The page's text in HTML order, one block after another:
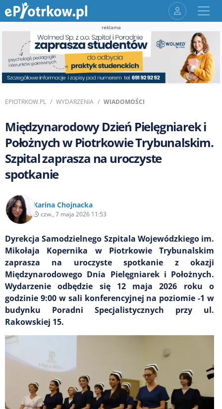
reklama
EPIOTRKOW.PL WYDARZENIA WIADOMOŚCI
Międzynarodowy Dzień Pielęgniarek i
Położnych w Piotrkowie Trybunalskim.
Szpital zaprasza na uroczyste
spotkanie
Karina Chojnacka
czw., 7 maja 2026 11:53
Dyrekcja Samodzielnego Szpitala Wojewódzkiego im.
Mikołaja Kopernika w Piotrkowie Trybunalskim
zaprasza na uroczyste spotkanie z okazji
Międzynarodowego Dnia Pielęgniarek i Położnych.
Wydarzenie odbędzie się 12 maja 2026 roku o
godzinie 9:00 w sali konferencyjnej na poziomie -1 w
budynku Poradni Specjalistycznych przy ul.
Rakowskiej 15.